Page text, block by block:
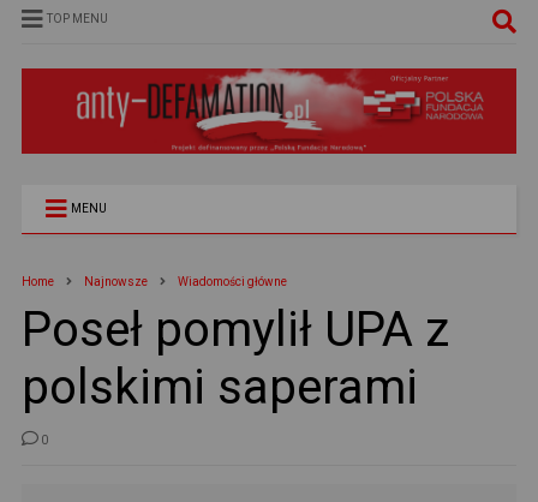
TOP MENU
MENU
Home Najnowsze Wiadomości główne
Poseł pomylił UPA z
polskimi saperami
0